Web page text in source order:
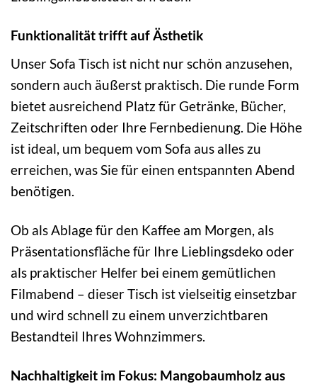
Funktionalität trifft auf Ästhetik
Unser Sofa Tisch ist nicht nur schön anzusehen,
sondern auch äußerst praktisch. Die runde Form
bietet ausreichend Platz für Getränke, Bücher,
Zeitschriften oder Ihre Fernbedienung. Die Höhe
ist ideal, um bequem vom Sofa aus alles zu
erreichen, was Sie für einen entspannten Abend
benötigen.
Ob als Ablage für den Kaffee am Morgen, als
Präsentationsfläche für Ihre Lieblingsdeko oder
als praktischer Helfer bei einem gemütlichen
Filmabend – dieser Tisch ist vielseitig einsetzbar
und wird schnell zu einem unverzichtbaren
Bestandteil Ihres Wohnzimmers.
Nachhaltigkeit im Fokus: Mangobaumholz aus